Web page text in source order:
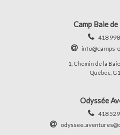
Camp Baie
418
info@camps-
1, Chemin de la
Québec,
Odyssée
418